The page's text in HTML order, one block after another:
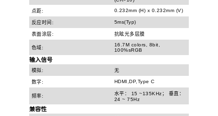
点距: 0.232mm (H) x 0.232mm (V)
反应时间: 5ms(Typ)
表面涂层: 抗眩光多层膜
色域:
16.7M colors, 8bit,
100%sRGB
输入信号
模拟: 无
数字: HDMI,DP,Type C
频率:
水平： 15 ~135KHz； 垂直：
24 ~ 75Hz
兼容性